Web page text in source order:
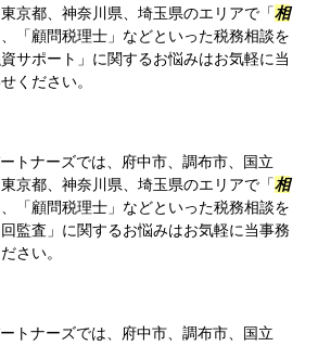
京都、神奈川県、埼玉県のエリアで「相
「顧問税理士」などといった税務相談を
サポート」に関するお悩みはお気軽に当
ください。
トナーズでは、府中市、調布市、国立
京都、神奈川県、埼玉県のエリアで「相
「顧問税理士」などといった税務相談を
監査」に関するお悩みはお気軽に当事務
さい。
トナーズでは、府中市、調布市、国立